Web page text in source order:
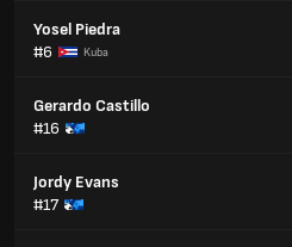
Yosel Piedra
#6
Kuba
Gerardo Castillo
#16
Jordy Evans
#17